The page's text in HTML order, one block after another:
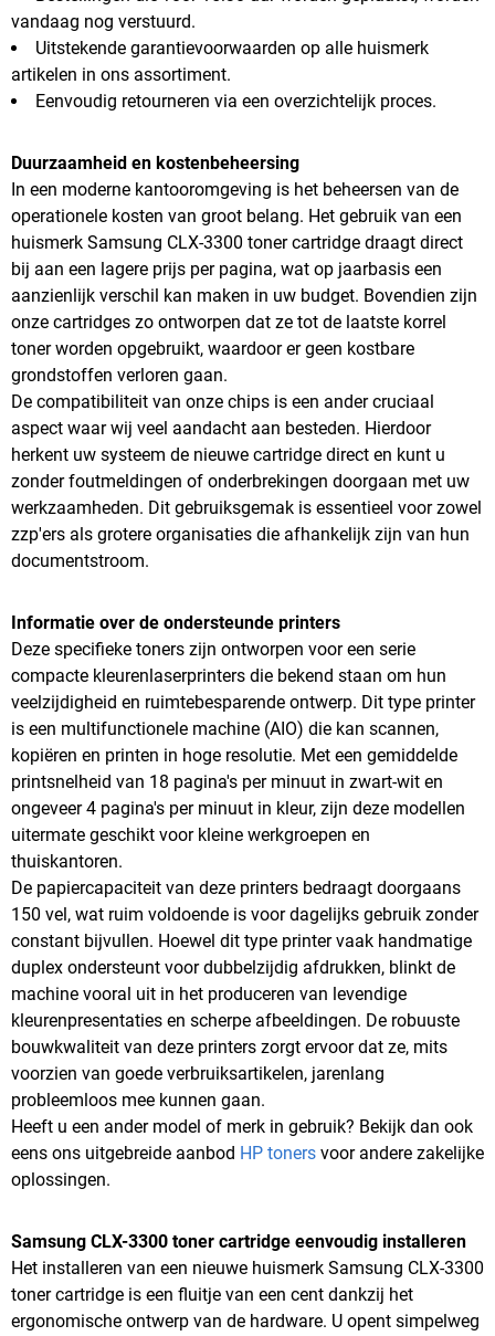
vandaag nog verstuurd.
Uitstekende garantievoorwaarden op alle huismerk
artikelen in ons assortiment.
Eenvoudig retourneren via een overzichtelijk proces.
Duurzaamheid en kostenbeheersing
In een moderne kantooromgeving is het beheersen van de
operationele kosten van groot belang. Het gebruik van een
huismerk Samsung CLX-3300 toner cartridge draagt direct
bij aan een lagere prijs per pagina, wat op jaarbasis een
aanzienlijk verschil kan maken in uw budget. Bovendien zijn
onze cartridges zo ontworpen dat ze tot de laatste korrel
toner worden opgebruikt, waardoor er geen kostbare
grondstoffen verloren gaan.
De compatibiliteit van onze chips is een ander cruciaal
aspect waar wij veel aandacht aan besteden. Hierdoor
herkent uw systeem de nieuwe cartridge direct en kunt u
zonder foutmeldingen of onderbrekingen doorgaan met uw
werkzaamheden. Dit gebruiksgemak is essentieel voor zowel
zzp'ers als grotere organisaties die afhankelijk zijn van hun
documentstroom.
Informatie over de ondersteunde printers
Deze specifieke toners zijn ontworpen voor een serie
compacte kleurenlaserprinters die bekend staan om hun
veelzijdigheid en ruimtebesparende ontwerp. Dit type printer
is een multifunctionele machine (AIO) die kan scannen,
kopiëren en printen in hoge resolutie. Met een gemiddelde
printsnelheid van 18 pagina's per minuut in zwart-wit en
ongeveer 4 pagina's per minuut in kleur, zijn deze modellen
uitermate geschikt voor kleine werkgroepen en
thuiskantoren.
De papiercapaciteit van deze printers bedraagt doorgaans
150 vel, wat ruim voldoende is voor dagelijks gebruik zonder
constant bijvullen. Hoewel dit type printer vaak handmatige
duplex ondersteunt voor dubbelzijdig afdrukken, blinkt de
machine vooral uit in het produceren van levendige
kleurenpresentaties en scherpe afbeeldingen. De robuuste
bouwkwaliteit van deze printers zorgt ervoor dat ze, mits
voorzien van goede verbruiksartikelen, jarenlang
probleemloos mee kunnen gaan.
Heeft u een ander model of merk in gebruik? Bekijk dan ook
eens ons uitgebreide aanbod HP toners voor andere zakelijke
oplossingen.
Samsung CLX-3300 toner cartridge eenvoudig installeren
Het installeren van een nieuwe huismerk Samsung CLX-3300
toner cartridge is een fluitje van een cent dankzij het
ergonomische ontwerp van de hardware. U opent simpelweg